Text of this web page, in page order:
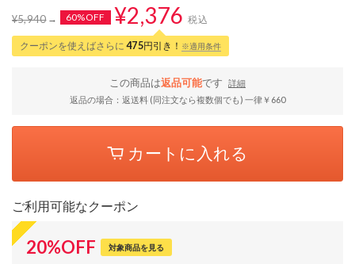
¥5,940 60%OFF ¥2,376 税込
クーポンを使えばさらに 475円引き！ ※適用条件
この商品は返品可能です
詳細
返品の場合：返送料 (同注文なら複数個でも) 一律￥660
カートに入れる
ご利用可能なクーポン
20%OFF 対象商品を見る